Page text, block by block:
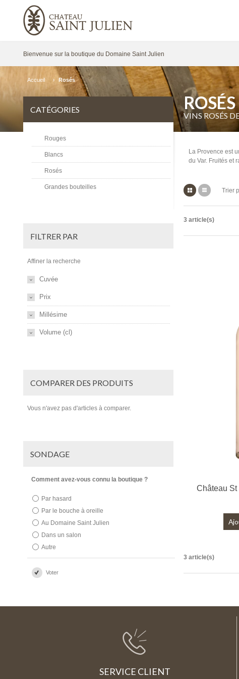
Bienvenue sur la boutique du Domaine Saint Julien
Accueil Rosés
ROSÉS
VINS ROSÉS
La Provence est
du Var. Fruités et
Grille ListeTrier
3 article(s)
Château St
3 article(s)
CATÉGORIES
Rouges
Blancs
Rosés
Grandes bouteilles
FILTRER PAR
Affiner la recherche
Cuvée
Prix
Millésime
Volume (cl)
COMPARER DES PRODUITS
Vous n'avez pas d'articles à comparer.
SONDAGE
Comment avez-vous connu la boutique ?
Par hasard
Par le bouche à oreille
Au Domaine Saint Julien
Dans un salon
Autre
Voter
SERVICE CLIENT